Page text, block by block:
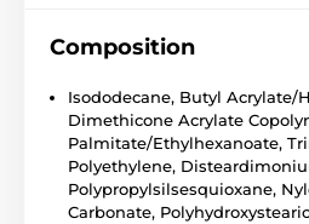
Composition
Isododecane, Butyl Acrylate/
Dimethicone Acrylate
Palmitate/Ethylhexanoate,
Polyethylene,
Polypropylsilsesquioxane,
Carbonate,